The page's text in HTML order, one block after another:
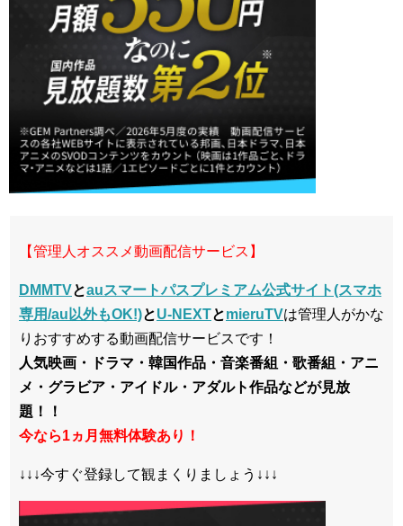
【管理人オススメ動画配信サービス】
DMMTVとauスマートパスプレミアム公式サイト(スマホ
専用/au以外もOK!)とU-NEXTとmieruTVは管理人がかな
りおすすめする動画配信サービスです！
人気映画・ドラマ・韓国作品・音楽番組・歌番組・アニ
メ・グラビア・アイドル・アダルト作品などが見放
題！！
今なら1ヵ月無料体験あり！
↓↓↓今すぐ登録して観まくりましょう↓↓↓